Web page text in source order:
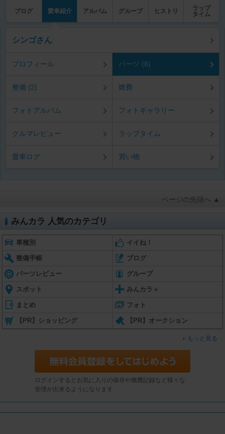
ブログ 愛車紹介 アルバム グループ ヒストリ
ラップ
タイム
シンゴさん
プロフィール パーツ (8)
整備 (2) 燃費
フォトアルバム フォトギャラリー
クルマレビュー ラップタイム
愛車ログ 買い物
ページの先頭へ ▲
みんカラ 人気のカテゴリ
車種別 イイね！
整備手帳 ブログ
パーツレビュー グループ
スポット みんカラ＋
まとめ フォト
【PR】ショッピング 【PR】オークション
もっと見る
ログインするとお気に入りの保存や燃費記録など様々な
管理が出来るようになります